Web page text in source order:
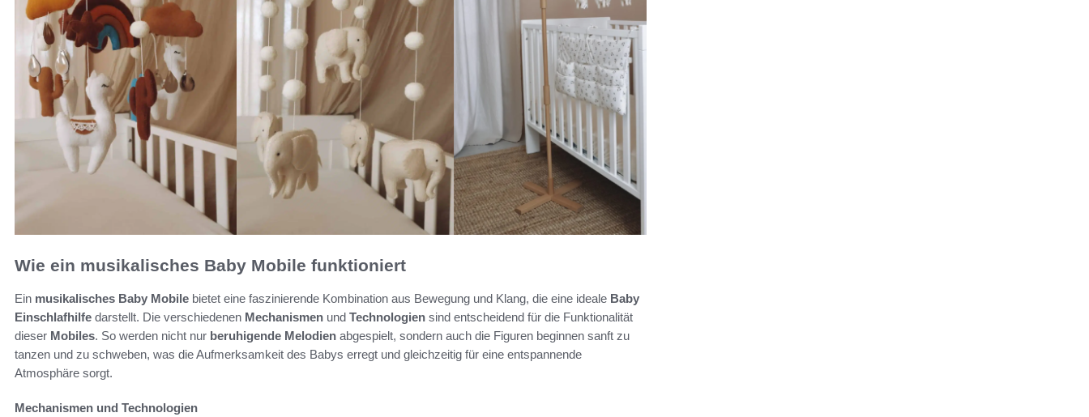
Wie ein musikalisches Baby Mobile funktioniert
Ein musikalisches Baby Mobile bietet eine faszinierende Kombination aus Bewegung und Klang, die eine ideale Baby
Einschlafhilfe darstellt. Die verschiedenen Mechanismen und Technologien sind entscheidend für die Funktionalität
dieser Mobiles. So werden nicht nur beruhigende Melodien abgespielt, sondern auch die Figuren beginnen sanft zu
tanzen und zu schweben, was die Aufmerksamkeit des Babys erregt und gleichzeitig für eine entspannende
Atmosphäre sorgt.
Mechanismen und Technologien